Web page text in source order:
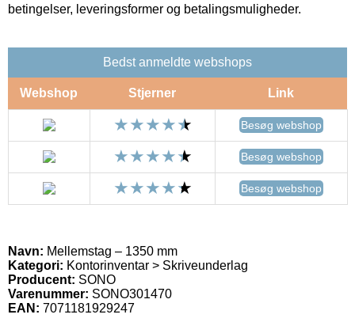
betingelser, leveringsformer og betalingsmuligheder.
Bedst anmeldte webshops
Webshop Stjerner Link
Besøg webshop
Besøg webshop
Besøg webshop
Navn: Mellemstag – 1350 mm
Kategori: Kontorinventar > Skriveunderlag
Producent: SONO
Varenummer: SONO301470
EAN: 7071181929247